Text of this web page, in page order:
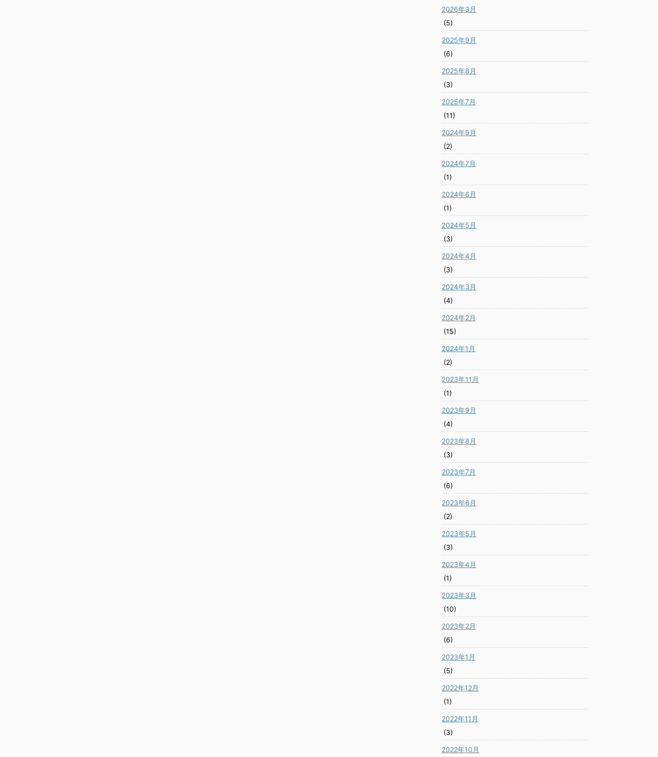
2026年3月
(5)
2025年9月
(6)
2025年8月
(3)
2025年7月
(11)
2024年9月
(2)
2024年7月
(1)
2024年6月
(1)
2024年5月
(3)
2024年4月
(3)
2024年3月
(4)
2024年2月
(15)
2024年1月
(2)
2023年11月
(1)
2023年9月
(4)
2023年8月
(3)
2023年7月
(6)
2023年6月
(2)
2023年5月
(3)
2023年4月
(1)
2023年3月
(10)
2023年2月
(6)
2023年1月
(5)
2022年12月
(1)
2022年11月
(3)
2022年10月